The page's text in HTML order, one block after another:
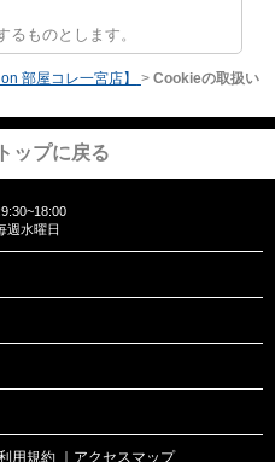
ものとします。
部屋コレ一宮店】 > Cookieの取扱い
ップに戻る
週水曜日
用規約 ｜アクセスマップ